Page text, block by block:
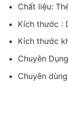
Chất liệu:
Kích thước :
Kích thước
Chuyên
Chuyên